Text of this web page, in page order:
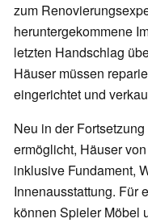
zum
heruntergekommene
letzten Handschlag
Häuser müssen
eingerichtet und
Neu in der
ermöglicht, Häuser
inklusive Fundament,
Innenausstattung. Für
können Spieler Möbel